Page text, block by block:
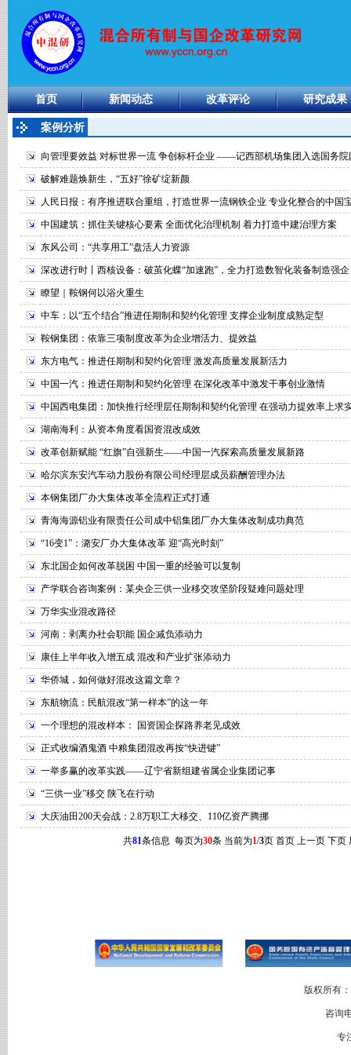
首页 新闻动态 改革评论 研究成果
案例分析
向管理要效益 对标世界一流 争创标杆企业 ——记西部机场集团入选国务院
破解难题焕新生，“五好”徐矿绽新颜
人民日报：有序推进联合重组，打造世界一流钢铁企业 专业化整合的中国
中国建筑：抓住关键核心要素 全面优化治理机制 着力打造中建治理方案
东风公司：“共享用工”盘活人力资源
深改进行时丨西核设备：破茧化蝶“加速跑”，全力打造数智化装备制造强企
瞭望｜鞍钢何以浴火重生
中车：以“五个结合”推进任期制和契约化管理 支撑企业制度成熟定型
鞍钢集团：依靠三项制度改革为企业增活力、提效益
东方电气：推进任期制和契约化管理 激发高质量发展新活力
中国一汽：推进任期制和契约化管理 在深化改革中激发干事创业激情
中国西电集团：加快推行经理层任期制和契约化管理 在强动力提效率上求
湖南海利：从资本角度看国资混改成效
改革创新赋能 “红旗”自强新生——中国一汽探索高质量发展新路
哈尔滨东安汽车动力股份有限公司经理层成员薪酬管理办法
本钢集团厂办大集体改革全流程正式打通
青海海源铝业有限责任公司成中铝集团厂办大集体改制成功典范
“16变1”：潞安厂办大集体改革 迎“高光时刻”
东北国企如何改革脱困 中国一重的经验可以复制
产学联合咨询案例：某央企三供一业移交攻坚阶段疑难问题处理
万华实业混改路径
河南：剥离办社会职能 国企减负添动力
康佳上半年收入增五成 混改和产业扩张添动力
华侨城，如何做好混改这篇文章？
东航物流：民航混改“第一样本”的这一年
一个理想的混改样本： 国资国企探路养老见成效
正式收编酒鬼酒 中粮集团混改再按“快进键”
一举多赢的改革实践——辽宁省新组建省属企业集团记事
“三供一业”移交 陕飞在行动
大庆油田200天会战：2.8万职工大移交、110亿资产腾挪
共81条信息 每页为30条 当前为1/3页 首页 上一页 下页
版权所有
咨询
专